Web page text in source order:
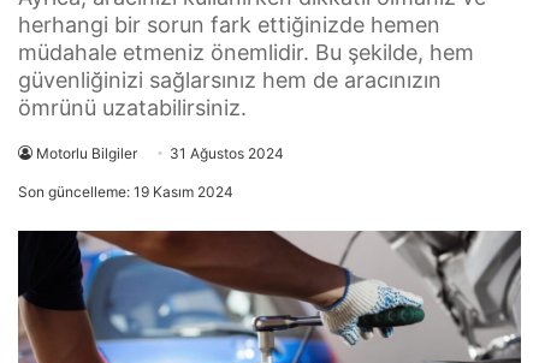
herhangi bir sorun fark ettiğinizde hemen
müdahale etmeniz önemlidir. Bu şekilde, hem
güvenliğinizi sağlarsınız hem de aracınızın
ömrünü uzatabilirsiniz.
Motorlu Bilgiler 31 Ağustos 2024
Son güncelleme: 19 Kasım 2024